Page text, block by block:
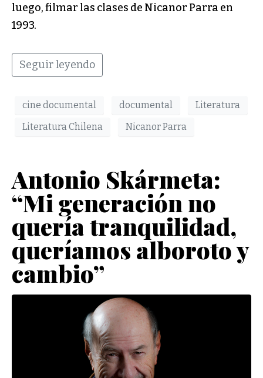
luego, filmar las clases de Nicanor Parra en
1993.
Seguir leyendo
cine documental documental
Literatura
Literatura Chilena
Nicanor Parra
Antonio Skármeta:
“Mi generación no
quería tranquilidad,
queríamos alboroto y
cambio”